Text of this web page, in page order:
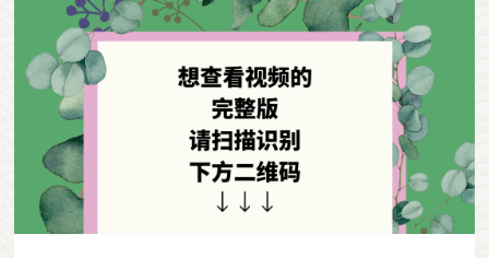
游客旅游体验中的真实性要从根本理念上解决文化遗产旅游中
的真实性难题，不仅需要总结反思国内遗产与旅游界的经验做
法，更需要借鉴国外遗产理论界的成果。遗产思辨研究是近年
来国际上迅速发展的多学科遗产研究视角，认为遗产并不是一
个既得的、静态的、历史上遗留下来的本体，而是经过当代人
的确认、构建、实践、协商、保持和传承等一系列过程中产生
的价值、意义和身份认同。也就是说，所有遗产都是这个过程
的产物。甚至有学者指出，“遗产”不是一个名词，而是一个动
词。因此，遗产思辨研究就是揭示当代不同人群如何构建与他
（展示）价值，使遗产成为重要的旅游资源。旅游资源是旅游
产品的重要组成部分，是游客进行旅游活动的基础。旅游资源
一旦被破坏殆尽，旅游业将失去依存的条件，旅游发展就无从
谈起。因此，要实现旅游的可持续发展，必须保护遗产资源。
再者，保护遗产是保护游客的原真性体验，利于提高游客满意
度。旅游领域中的“原真性”概念已经转向主客体间原真性的表
达、阐释与认知、体验间的互动关系[4]，主要包括旅游吸引物
客体的原真和旅游体验的原真[5][6]。在旅游竞争日益激烈的
今天，遗产旅游地的开发建设是以游客需求为导向的。学者指